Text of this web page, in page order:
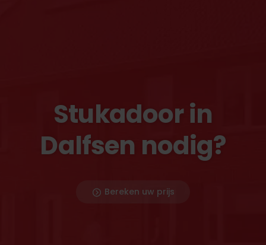
Stukadoor in
Dalfsen nodig?
Bereken uw prijs